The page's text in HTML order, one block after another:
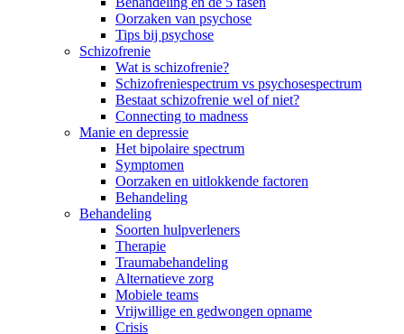
Oorzaken van psychose
Tips bij psychose
Schizofrenie
Wat is schizofrenie?
Schizofreniespectrum vs psychosespectrum
Bestaat schizofrenie wel of niet?
Connecting to madness
Manie en depressie
Het bipolaire spectrum
Symptomen
Oorzaken en uitlokkende factoren
Behandeling
Behandeling
Soorten hulpverleners
Therapie
Traumabehandeling
Alternatieve zorg
Mobiele teams
Vrijwillige en gedwongen opname
Crisis